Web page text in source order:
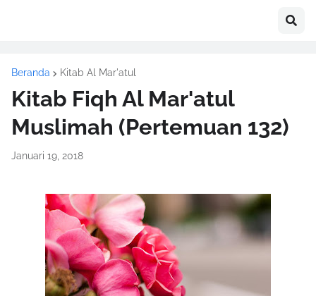
Beranda Kitab Al Mar'atul
Kitab Fiqh Al Mar'atul
Muslimah (Pertemuan 132)
Januari 19, 2018